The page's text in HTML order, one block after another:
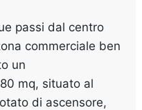
passi dal centro
commerciale ben
un
mq, situato al
di ascensore,